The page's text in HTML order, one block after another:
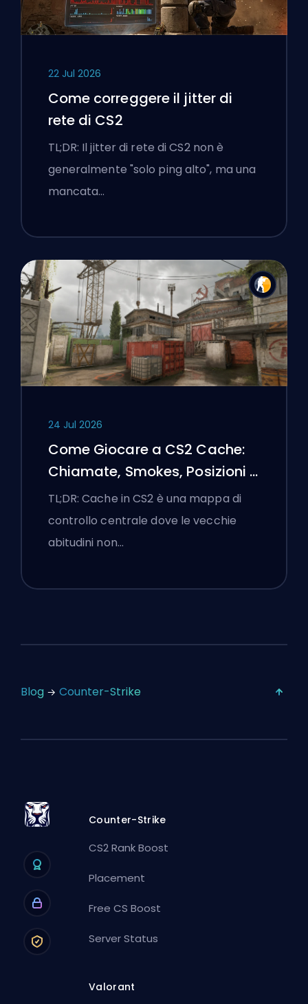
22 Jul 2026
Come correggere il jitter di
rete di CS2
TL;DR: Il jitter di rete di CS2 non è
generalmente "solo ping alto", ma una
mancata…
24 Jul 2026
Come Giocare a CS2 Cache:
Chiamate, Smokes, Posizioni e
Suggerimenti Premier
TL;DR: Cache in CS2 è una mappa di
controllo centrale dove le vecchie
abitudini non…
Blog Counter-Strike
Counter-Strike
CS2 Rank Boost
Placement
Free CS Boost
Server Status
Valorant